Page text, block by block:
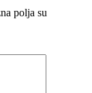
polja su